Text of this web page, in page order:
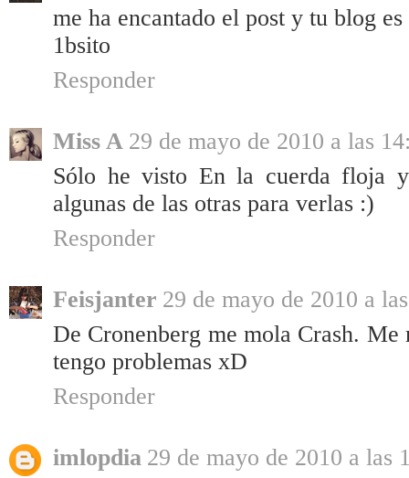
me ha encantado el post y tu blog
1bsito
Responder
Miss A 29 de mayo de 2010 a las
Sólo he visto En la cuerda floja
algunas de las otras para verlas :)
Responder
Feisjanter 29 de mayo de 2010 a
De Cronenberg me mola Crash.
tengo problemas xD
Responder
imlopdia 29 de mayo de 2010 a las